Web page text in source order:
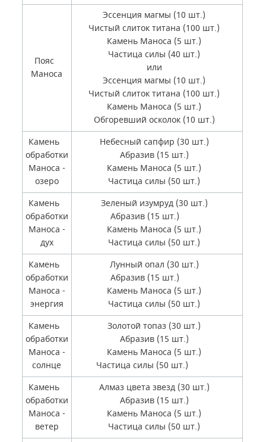
Пояс
Маноса
Эссенция магмы (10 шт.)
Чистый слиток титана (100 шт.)
Камень Маноса (5 шт.)
Частица силы (40 шт.)
или
Эссенция магмы (10 шт.)
Чистый слиток титана (100 шт.)
Камень Маноса (5 шт.)
Обгоревший осколок (10 шт.)
Камень
обработки
Маноса -
озеро
Небесный сапфир (30 шт.)
Абразив (15 шт.)
Камень Маноса (5 шт.)
Частица силы (50 шт.)
Камень
обработки
Маноса -
дух
Зеленый изумруд (30 шт.)
Абразив (15 шт.)
Камень Маноса (5 шт.)
Частица силы (50 шт.)
Камень
обработки
Маноса -
энергия
Лунный опал (30 шт.)
Абразив (15 шт.)
Камень Маноса (5 шт.)
Частица силы (50 шт.)
Камень
обработки
Маноса -
солнце
Золотой топаз (30 шт.)
Абразив (15 шт.)
Камень Маноса (5 шт.)
Частица силы (50 шт.)
Камень
обработки
Маноса -
ветер
Алмаз цвета звезд (30 шт.)
Абразив (15 шт.)
Камень Маноса (5 шт.)
Частица силы (50 шт.)